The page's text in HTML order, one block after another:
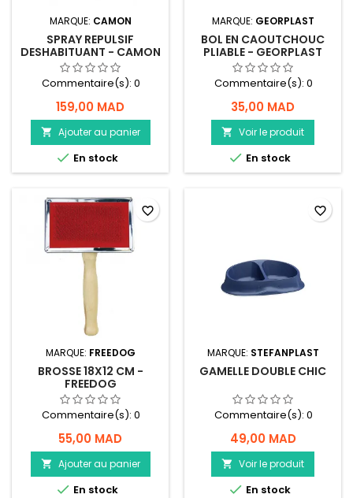
MARQUE: CAMON
SPRAY REPULSIF
DESHABITUANT - CAMON
Commentaire(s): 0
159,00 MAD
 Ajouter au panier
 En stock
MARQUE: GEORPLAST
BOL EN CAOUTCHOUC
PLIABLE - GEORPLAST
Commentaire(s): 0
35,00 MAD
 Voir le produit
 En stock
MARQUE: FREEDOG
BROSSE 18X12 CM -
FREEDOG
Commentaire(s): 0
55,00 MAD
 Ajouter au panier
 En stock
favorite_border
MARQUE: STEFANPLAST
GAMELLE DOUBLE CHIC
Commentaire(s): 0
49,00 MAD
 Voir le produit
 En stock
favorite_border